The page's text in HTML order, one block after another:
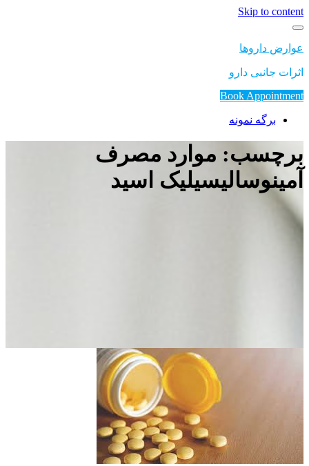
Skip to content
عوارض داروها
اثرات جانبی دارو
Book Appointment
برگه نمونه
برچسب: موارد مصرف
آمینوسالیسیلیک اسید